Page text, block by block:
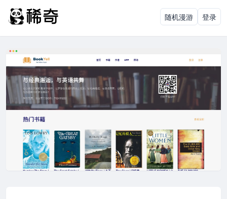
随机漫游 登录